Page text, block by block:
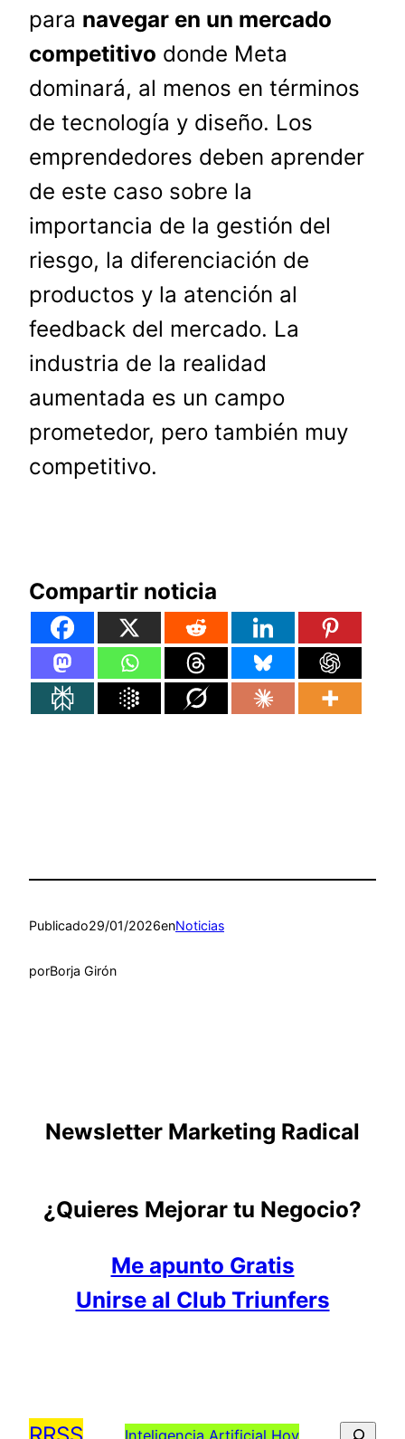
para navegar en un mercado
competitivo donde Meta
dominará, al menos en términos
de tecnología y diseño. Los
emprendedores deben aprender
de este caso sobre la
importancia de la gestión del
riesgo, la diferenciación de
productos y la atención al
feedback del mercado. La
industria de la realidad
aumentada es un campo
prometedor, pero también muy
competitivo.
Compartir noticia
Publicado29/01/2026enNoticias
porBorja Girón
Newsletter Marketing Radical
¿Quieres Mejorar tu Negocio?
Me apunto Gratis
Unirse al Club Triunfers
Inteligencia Artificial Hoy